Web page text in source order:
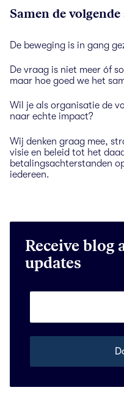
Samen de
De beweging is in gang
De vraag is niet meer óf
maar hoe goed we het
Wil je als organisatie de
naar echte impact?
Wij denken graag mee,
visie en beleid tot het
betalingsachterstanden
iedereen.
Receive blog
updates